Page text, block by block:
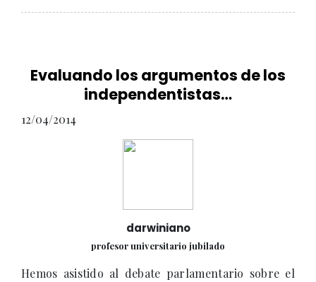
Evaluando los argumentos de los
independentistas…
12/04/2014
darwiniano
profesor universitario jubilado
Hemos asistido al debate parlamentario sobre el